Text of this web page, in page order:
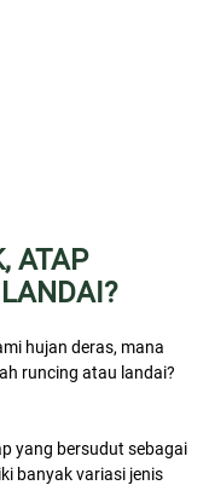
ATAP
hujan deras, mana
runcing atau landai?
yang bersudut sebagai
banyak variasi jenis